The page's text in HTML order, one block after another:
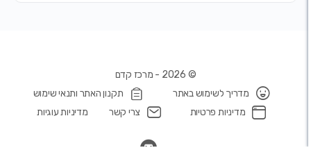
מדריך לשימוש באתר
תקנון האתר ותנאי שימוש
מדיניות פרטיות
צרי קשר מדיניות עוגיות